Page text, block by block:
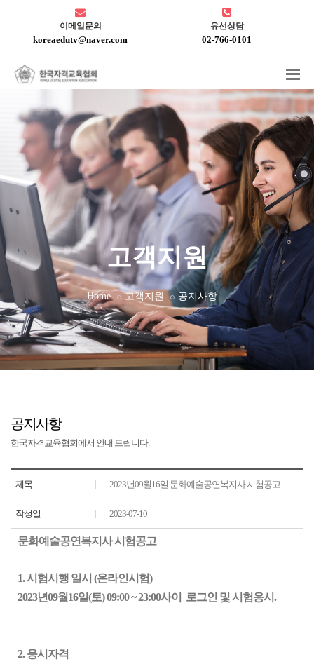
이메일문의
koreaedutv@naver.com
유선상담
02-766-0101
고객지원
Home 고객지원 공지사항
공지사항
한국자격교육협회에서 안내 드립니다.
제목 2023년09월16일 문화예술공연복지사 시험공고
작성일 2023-07-10
문화예술공연복지사 시험공고
1. 시험시행 일시 (온라인시험)
2023년09월16일(토) 09:00 ~23:00사이 로그인 및 시험응시.
2. 응시자격